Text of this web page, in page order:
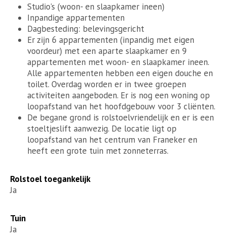
Studio's (woon- en slaapkamer ineen)
Inpandige appartementen
Dagbesteding: belevingsgericht
Er zijn 6 appartementen (inpandig met eigen
voordeur) met een aparte slaapkamer en 9
appartementen met woon- en slaapkamer ineen.
Alle appartementen hebben een eigen douche en
toilet. Overdag worden er in twee groepen
activiteiten aangeboden. Er is nog een woning op
loopafstand van het hoofdgebouw voor 3 cliënten.
De begane grond is rolstoelvriendelijk en er is een
stoeltjeslift aanwezig. De locatie ligt op
loopafstand van het centrum van Franeker en
heeft een grote tuin met zonneterras.
Rolstoel toegankelijk
Ja
Tuin
Ja